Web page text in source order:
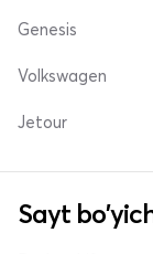
Genesis
Volkswagen
Jetour
Sayt